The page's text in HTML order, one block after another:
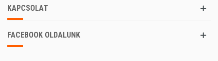
KAPCSOLAT
FACEBOOK OLDALUNK